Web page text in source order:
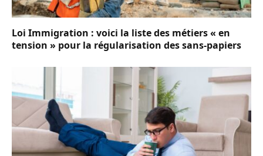
Loi Immigration : voici la liste des métiers « en
tension » pour la régularisation des sans-papiers